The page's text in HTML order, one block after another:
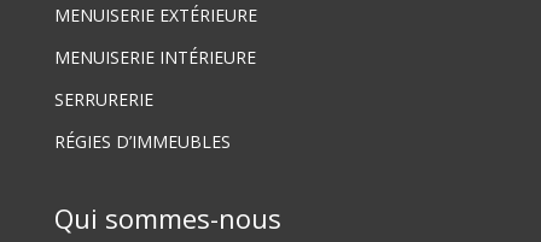
MENUISERIE EXTÉRIEURE
MENUISERIE INTÉRIEURE
SERRURERIE
RÉGIES D’IMMEUBLES
Qui sommes-nous